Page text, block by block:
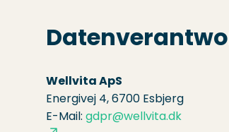
Wellvita ApS
Energivej 4, 6700 Esbjerg
E-Mail: gdpr@wellvita.dk